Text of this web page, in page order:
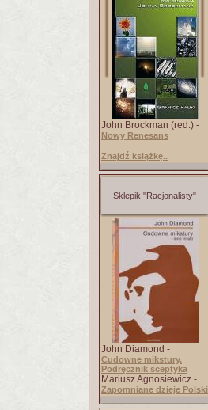
John Brockman (red.) -
Nowy Renesans
Znajdź książkę..
Sklepik "Racjonalisty"
John Diamond -
Cudowne mikstury.
Podręcznik sceptyka
Mariusz Agnosiewicz -
Zapomniane dzieje Polski